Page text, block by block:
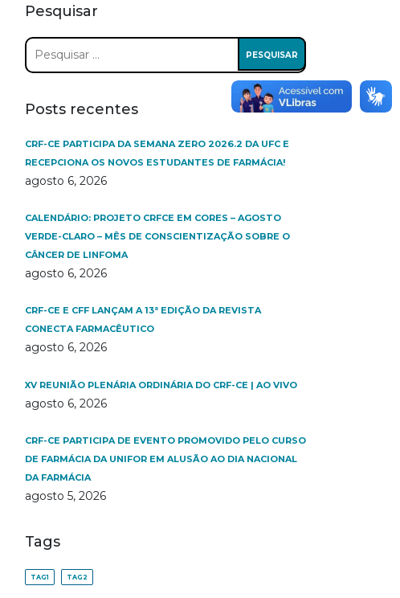
Pesquisar
Pesquisar
por:
Posts recentes
CRF-CE PARTICIPA DA SEMANA ZERO 2026.2 DA UFC E
RECEPCIONA OS NOVOS ESTUDANTES DE FARMÁCIA!
agosto 6, 2026
CALENDÁRIO: PROJETO CRFCE EM CORES – AGOSTO
VERDE-CLARO – MÊS DE CONSCIENTIZAÇÃO SOBRE O
CÂNCER DE LINFOMA
agosto 6, 2026
CRF-CE E CFF LANÇAM A 13ª EDIÇÃO DA REVISTA
CONECTA FARMACÊUTICO
agosto 6, 2026
XV REUNIÃO PLENÁRIA ORDINÁRIA DO CRF-CE | AO VIVO
agosto 6, 2026
CRF-CE PARTICIPA DE EVENTO PROMOVIDO PELO CURSO
DE FARMÁCIA DA UNIFOR EM ALUSÃO AO DIA NACIONAL
DA FARMÁCIA
agosto 5, 2026
Tags
TAG1 TAG2